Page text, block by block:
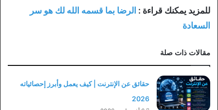
للمزيد يمكنك قراءة : الرضا بما قسمه الله لك هو سر
السعادة
مقالات ذات صلة
حقائق عن الإنترنت | كيف يعمل وأبرز إحصائياته
2026